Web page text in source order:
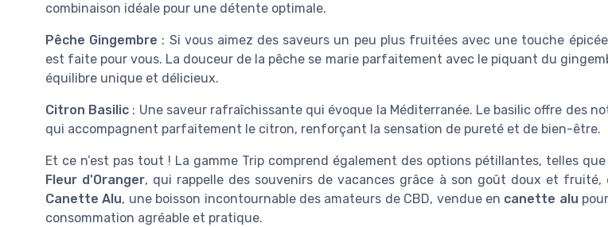
combinaison idéale pour une détente optimale.
Pêche Gingembre : Si vous aimez des saveurs un peu plus fruitées avec une touche
est faite pour vous. La douceur de la pêche se marie parfaitement avec le piquant du
équilibre unique et délicieux.
Citron Basilic : Une saveur rafraîchissante qui évoque la Méditerranée. Le basilic offre des
qui accompagnent parfaitement le citron, renforçant la sensation de pureté et de bien-être.
Et ce n’est pas tout ! La gamme Trip comprend également des options pétillantes, telles que
Fleur d'Oranger, qui rappelle des souvenirs de vacances grâce à son goût doux et fruité,
Canette Alu, une boisson incontournable des amateurs de CBD, vendue en canette alu
consommation agréable et pratique.